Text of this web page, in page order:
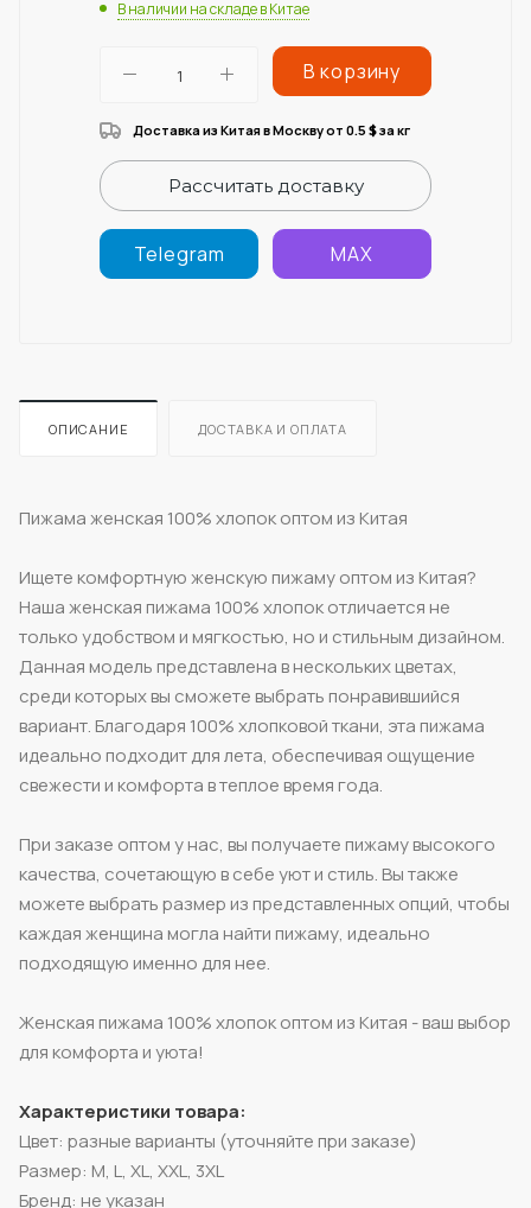
В наличии на складе в Китае
В корзину
Доставка из Китая в Москву от 0.5 $за кг
Рассчитать доставку
Telegram MAX
ОПИСАНИЕ ДОСТАВКА И ОПЛАТА
Пижама женская 100% хлопок оптом из Китая
Ищете комфортную женскую пижаму оптом из Китая?
Наша женская пижама 100% хлопок отличается не
только удобством и мягкостью, но и стильным дизайном.
Данная модель представлена в нескольких цветах,
среди которых вы сможете выбрать понравившийся
вариант. Благодаря 100% хлопковой ткани, эта пижама
идеально подходит для лета, обеспечивая ощущение
свежести и комфорта в теплое время года.
При заказе оптом у нас, вы получаете пижаму высокого
качества, сочетающую в себе уют и стиль. Вы также
можете выбрать размер из представленных опций, чтобы
каждая женщина могла найти пижаму, идеально
подходящую именно для нее.
Женская пижама 100% хлопок оптом из Китая - ваш выбор
для комфорта и уюта!
Характеристики товара:
Цвет: разные варианты (уточняйте при заказе)
Размер: M, L, XL, XXL, 3XL
Бренд: не указан